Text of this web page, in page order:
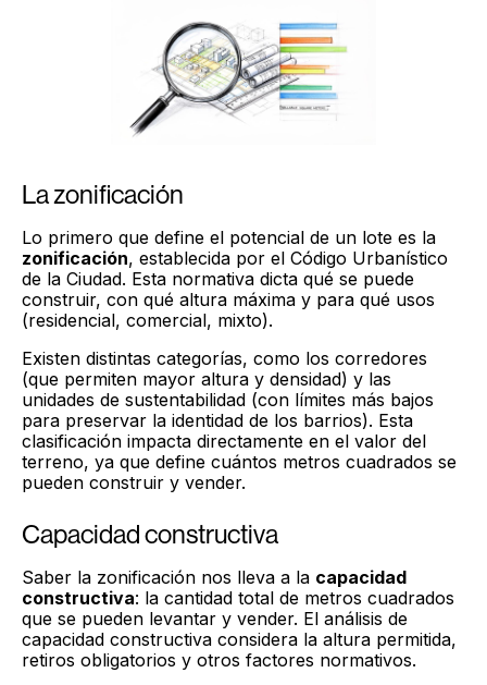
La zonificación
Lo primero que define el potencial de un lote es la
zonificación, establecida por el Código Urbanístico
de la Ciudad. Esta normativa dicta qué se puede
construir, con qué altura máxima y para qué usos
(residencial, comercial, mixto).
Existen distintas categorías, como los corredores
(que permiten mayor altura y densidad) y las
unidades de sustentabilidad (con límites más bajos
para preservar la identidad de los barrios). Esta
clasificación impacta directamente en el valor del
terreno, ya que define cuántos metros cuadrados se
pueden construir y vender.
Capacidad constructiva
Saber la zonificación nos lleva a la capacidad
constructiva: la cantidad total de metros cuadrados
que se pueden levantar y vender. El análisis de
capacidad constructiva considera la altura permitida,
retiros obligatorios y otros factores normativos.